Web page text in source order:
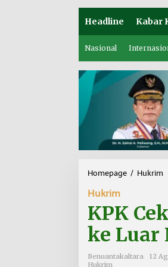
Headline Kabar
Nasional
Homepage / Hukrim
e
k
E
Hukrim
KPK
ke Luar
Benuantakaltara
12
Hukrim